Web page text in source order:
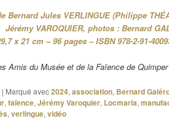
Bernard Jules VERLINGUE (Philippe
Jérémy VAROQUIER, photos : Bernard
x 21 cm – 96 pages – ISBN 978-2-91-
Amis du Musée et de la Faïence de
| Marqué avec2024, association, Bernard
, faïence, Jérémy Varoquier, Locmaria,
, verlingue, vidéo